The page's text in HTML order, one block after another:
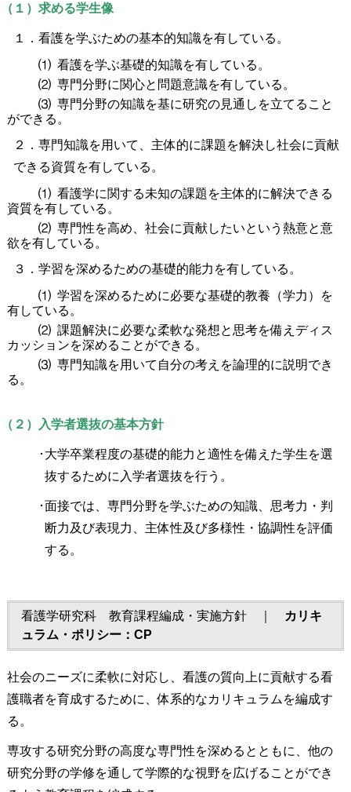
（１）求める学生像
１．看護を学ぶための基本的知識を有している。
⑴ 看護を学ぶ基礎的知識を有している。
⑵ 専門分野に関心と問題意識を有している。
⑶ 専門分野の知識を基に研究の見通しを立てること
ができる。
２．専門知識を用いて、主体的に課題を解決し社会に貢献
できる資質を有している。
⑴ 看護学に関する未知の課題を主体的に解決できる
資質を有している。
⑵ 専門性を高め、社会に貢献したいという熱意と意
欲を有している。
３．学習を深めるための基礎的能力を有している。
⑴ 学習を深めるために必要な基礎的教養（学力）を
有している。
⑵ 課題解決に必要な柔軟な発想と思考を備えディス
カッションを深めることができる。
⑶ 専門知識を用いて自分の考えを論理的に説明でき
る。
（２）入学者選抜の基本方針
･大学卒業程度の基礎的能力と適性を備えた学生を選
抜するために入学者選抜を行う。
･面接では、専門分野を学ぶための知識、思考力・判
断力及び表現力、主体性及び多様性・協調性を評価
する。
看護学研究科 教育課程編成・実施方針 ｜
カリキ
ュラム・ポリシー：CP
社会のニーズに柔軟に対応し、看護の質向上に貢献する看
護職者を育成するために、体系的なカリキュラムを編成す
る。
専攻する研究分野の高度な専門性を深めるとともに、他の
研究分野の学修を通して学際的な視野を広げることができ